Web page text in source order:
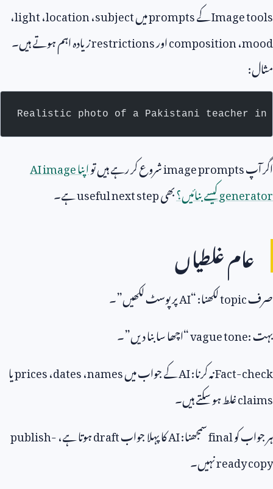
Image toolsکےpromptsمیںsubject،location،light،
mood،compositionاورrestrictionsزیادہ اہم ہوتے ہیں۔
مثال:
Realistic photo of a Pakistani teacher in
اگر آپimage promptsشروع کر رہے ہیں تواپناAI image
generatorکیسے بنائیں؟بھیuseful next stepہے۔
عام غلطیاں
صرفtopicلکھنا: “AIپر پوسٹ لکھیں”۔
بہتvague tone:“اچھا سا بنا دیں”۔
Fact-checkنہ کرنا:AIکے جواب میںnames،dates،pricesیا
claimsغلط ہو سکتے ہیں۔
ہر جواب کوfinalسمجھنا:AIکا پہلا جوابdraftہوتا ہے،publish-
ready copyنہیں۔